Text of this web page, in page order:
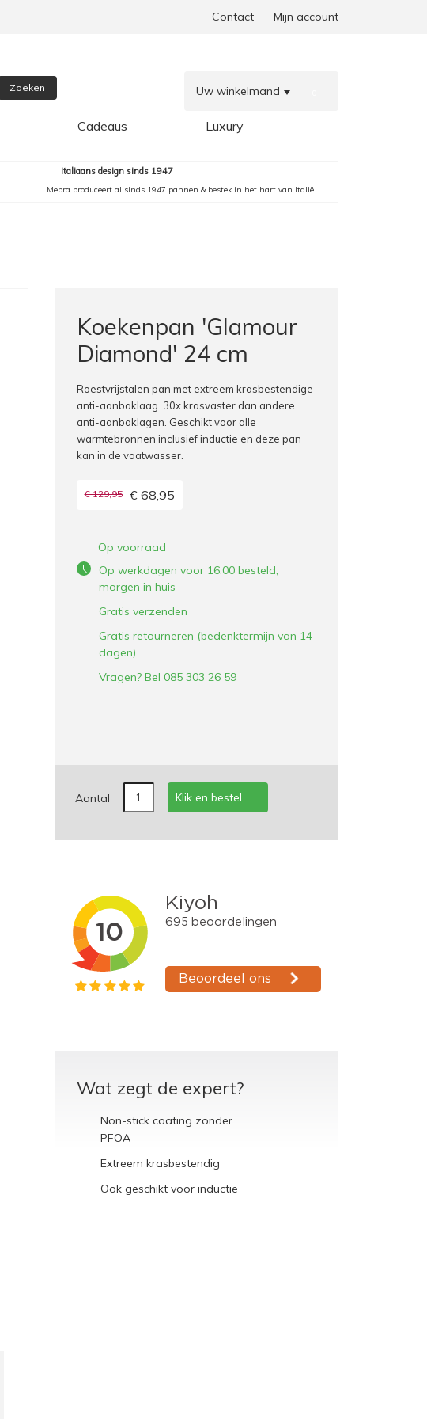
Contact Mijn account
Zoeken Uw winkelmand
Cadeaus Luxury
Italiaans design sinds 1947
Mepra produceert al sinds 1947 pannen & bestek in het hart van Italië.
Koekenpan 'Glamour
Diamond' 24 cm
Roestvrijstalen pan met extreem krasbestendige
anti-aanbaklaag. 30x krasvaster dan andere
anti-aanbaklagen. Geschikt voor alle
warmtebronnen inclusief inductie en deze pan
kan in de vaatwasser.
€ 129,95 € 68,95
Op voorraad
Op werkdagen voor 16:00 besteld,
morgen in huis
Gratis verzenden
Gratis retourneren (bedenktermijn van 14
dagen)
Vragen? Bel 085 303 26 59
Aantal Klik en bestel
Wat zegt de expert?
Non-stick coating zonder
PFOA
Extreem krasbestendig
Ook geschikt voor inductie